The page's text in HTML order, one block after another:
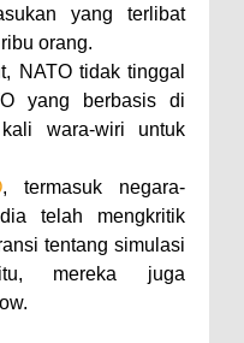
yang terlibat
orang.
NATO tidak tinggal
yang berbasis di
wara-wiri untuk
, termasuk negara-
telah mengkritik
tentang simulasi
mereka juga